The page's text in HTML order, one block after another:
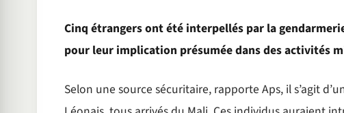
Cinq étrangers ont été interpellés par la
pour leur implication présumée dans des activités
Selon une source sécuritaire, rapporte Aps, il s’agit